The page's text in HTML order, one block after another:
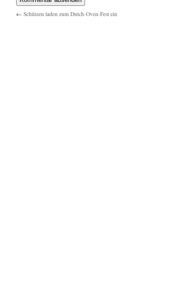
← Schützen laden zum Dutch-Oven-Fest ein